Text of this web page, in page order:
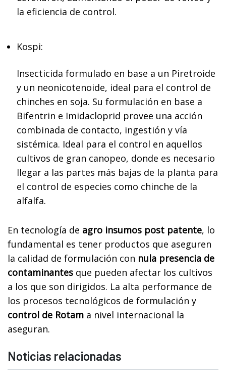
la eficiencia de control.
Kospi:
Insecticida formulado en base a un Piretroide
y un neonicotenoide, ideal para el control de
chinches en soja. Su formulación en base a
Bifentrin e Imidacloprid provee una acción
combinada de contacto, ingestión y vía
sistémica. Ideal para el control en aquellos
cultivos de gran canopeo, donde es necesario
llegar a las partes más bajas de la planta para
el control de especies como chinche de la
alfalfa.
En tecnología de agro insumos post patente, lo
fundamental es tener productos que aseguren
la calidad de formulación con nula presencia de
contaminantes que pueden afectar los cultivos
a los que son dirigidos. La alta performance de
los procesos tecnológicos de formulación y
control de Rotam a nivel internacional la
aseguran.
Noticias relacionadas